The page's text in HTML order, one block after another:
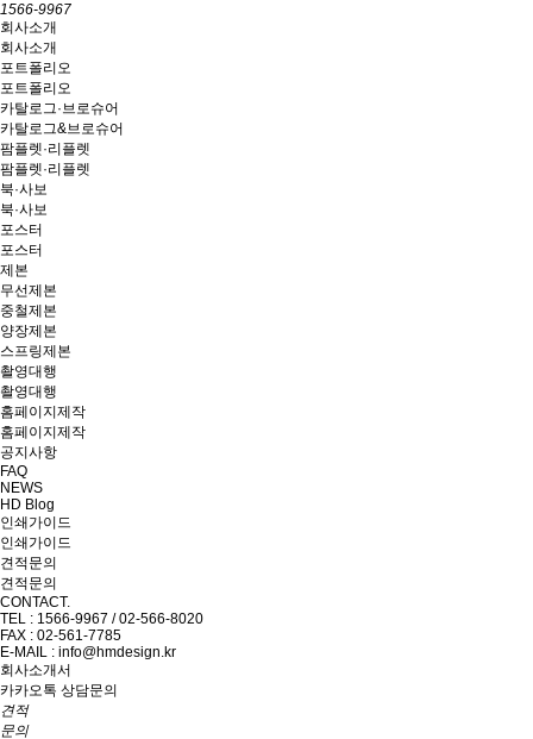
1566-9967
회사소개
회사소개
포트폴리오
포트폴리오
카탈로그·브로슈어
카탈로그&브로슈어
팜플렛·리플렛
팜플렛·리플렛
북·사보
북·사보
포스터
포스터
제본
무선제본
중철제본
양장제본
스프링제본
촬영대행
촬영대행
홈페이지제작
홈페이지제작
공지사항
FAQ
NEWS
HD Blog
인쇄가이드
인쇄가이드
견적문의
견적문의
CONTACT.
TEL : 1566-9967 / 02-566-8020
FAX : 02-561-7785
E-MAIL : info@hmdesign.kr
회사소개서
카카오톡 상담문의
견적
문의